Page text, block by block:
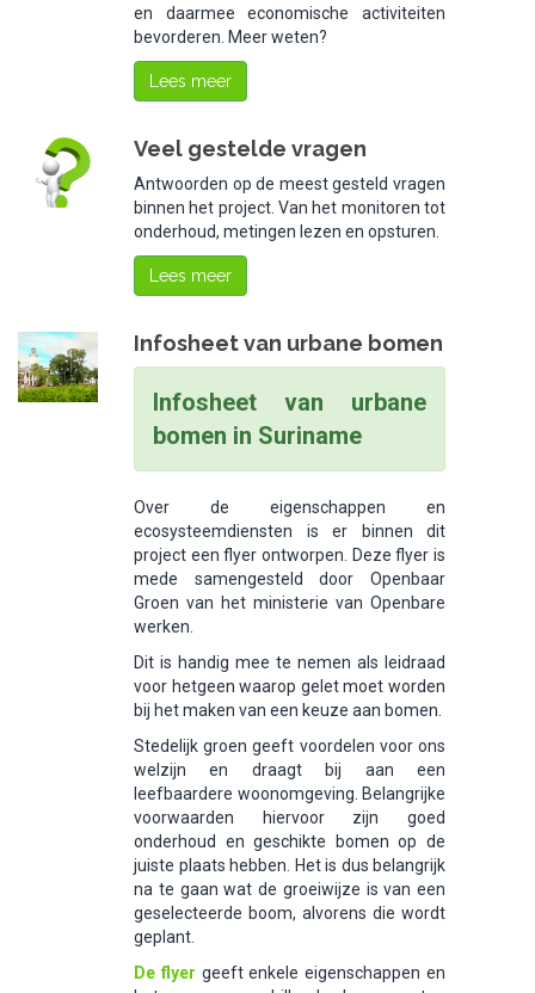
en daarmee economische activiteiten
bevorderen. Meer weten?
Lees meer
Veel gestelde vragen
Antwoorden op de meest gesteld vragen
binnen het project. Van het monitoren tot
onderhoud, metingen lezen en opsturen.
Lees meer
Infosheet van urbane bomen
Infosheet van urbane
bomen in Suriname
Over de eigenschappen en
ecosysteemdiensten is er binnen dit
project een flyer ontworpen. Deze flyer is
mede samengesteld door Openbaar
Groen van het ministerie van Openbare
werken.
Dit is handig mee te nemen als leidraad
voor hetgeen waarop gelet moet worden
bij het maken van een keuze aan bomen.
Stedelijk groen geeft voordelen voor ons
welzijn en draagt bij aan een
leefbaardere woonomgeving. Belangrijke
voorwaarden hiervoor zijn goed
onderhoud en geschikte bomen op de
juiste plaats hebben. Het is dus belangrijk
na te gaan wat de groeiwijze is van een
geselecteerde boom, alvorens die wordt
geplant.
De flyer geeft enkele eigenschappen en